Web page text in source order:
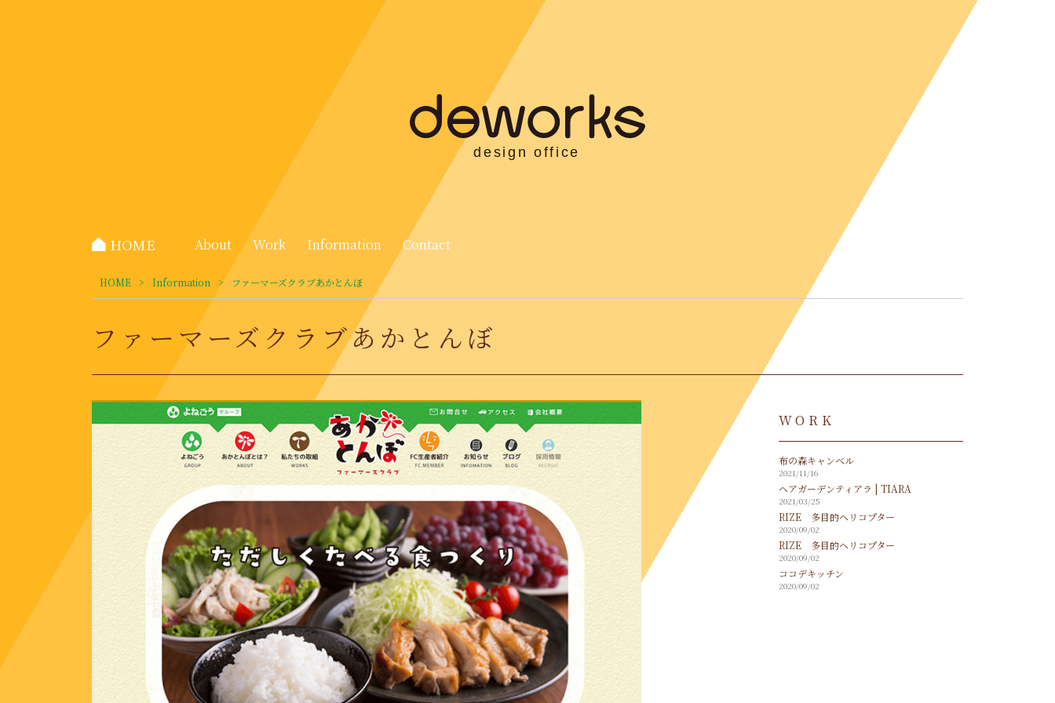
HOME About Work Information Contact
HOME > Information > ファーマーズクラブあかとんぼ
ファーマーズクラブあかとんぼ
WORK
布の森キャンベル
2021/11/16
ヘアガーデンティアラ | TIARA
2021/03/25
RIZE 多目的ヘリコプター
2020/09/02
RIZE 多目的ヘリコプター
2020/09/02
ココデキッチン
2020/09/02